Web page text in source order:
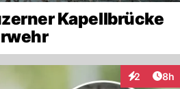
Kapellbrücke
2 8h